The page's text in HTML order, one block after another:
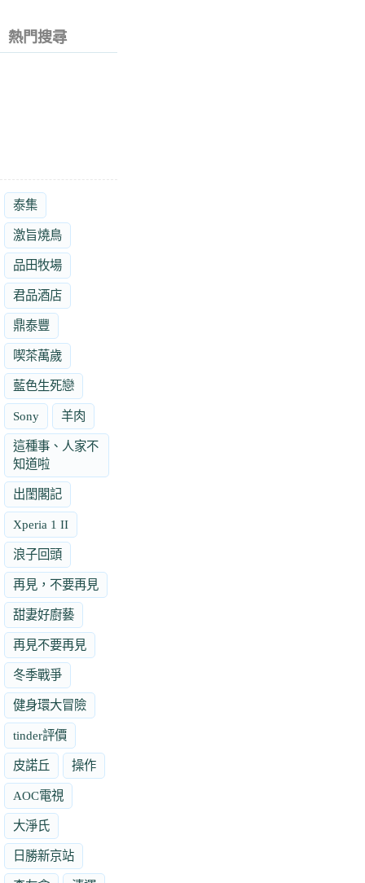
熱門搜尋
泰集
激旨燒鳥
品田牧場
君品酒店
鼎泰豐
喫茶萬歲
藍色生死戀
Sony 羊肉
這種事、人家不
知道啦
出閨閣記
Xperia 1 II
浪子回頭
再見，不要再見
甜妻好廚藝
再見不要再見
冬季戰爭
健身環大冒險
tinder評價
皮諾丘 操作
AOC電視
大淨氏
日勝新京站